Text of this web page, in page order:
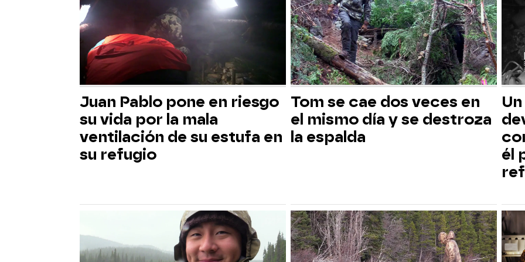
Juan Pablo pone en riesgo
su vida por la mala
ventilación de su estufa en
su refugio
Tom se cae dos veces en
el mismo día y se destroza
la espalda
él